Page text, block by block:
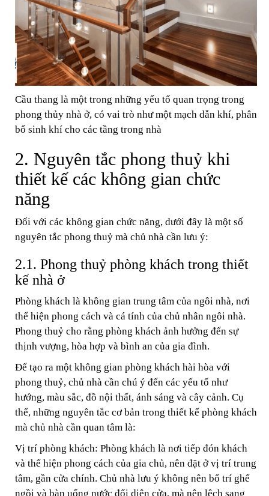
Cầu thang là một trong những yếu tố quan trọng trong
phong thủy nhà ở, có vai trò như một mạch dẫn khí, phân
bổ sinh khí cho các tầng trong nhà
2. Nguyên tắc phong thuỷ khi
thiết kế các không gian chức
năng
Đối với các không gian chức năng, dưới đây là một số
nguyên tắc phong thuỷ mà chủ nhà cần lưu ý:
2.1. Phong thuỷ phòng khách trong thiết
kế nhà ở
Phòng khách là không gian trung tâm của ngôi nhà, nơi
thể hiện phong cách và cá tính của chủ nhân ngôi nhà.
Phong thuỷ cho rằng phòng khách ảnh hưởng đến sự
thịnh vượng, hòa hợp và bình an của gia đình.
Để tạo ra một không gian phòng khách hài hòa với
phong thuỷ, chủ nhà cần chú ý đến các yếu tố như
hướng, màu sắc, đồ nội thất, ánh sáng và cây cảnh. Cụ
thể, những nguyên tắc cơ bản trong thiết kế phòng khách
mà chủ nhà cần quan tâm là:
Vị trí phòng khách: Phòng khách là nơi tiếp đón khách
và thể hiện phong cách của gia chủ, nên đặt ở vị trí trung
tâm, gần cửa chính. Chủ nhà lưu ý không nên bố trí ghế
ngồi và bàn uống nước đối diện cửa, mà nên lệch sang